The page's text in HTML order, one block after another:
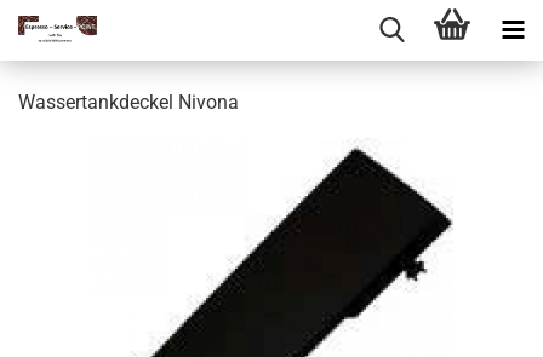
Wassertankdeckel Nivona